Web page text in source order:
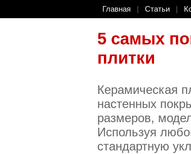
Главная Статьи
5 самых
плитки
Керамическая
настенных
размеров,
Используя
стандартную